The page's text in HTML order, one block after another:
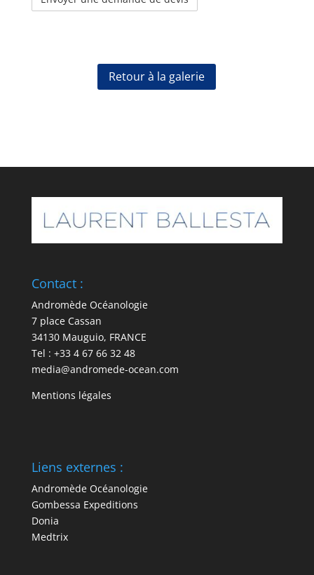
Retour à la galerie
Contact :
Andromède Océanologie
7 place Cassan
34130 Mauguio, FRANCE
Tel : +33 4 67 66 32 48
media@andromede-ocean.com
Mentions légales
Liens externes :
Andromède Océanologie
Gombessa Expeditions
Donia
Medtrix